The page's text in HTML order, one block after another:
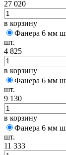
27 020
в корзину
Фанера 6 мм
шт.
4 825
в корзину
Фанера 6 мм
шт.
9 130
в корзину
Фанера 6 мм
шт.
11 333